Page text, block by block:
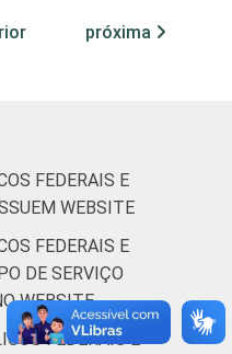
Regional de
(Cetic.br),
tecnologias de
Eletrônico 2019.
próxima
FEDERAIS E
WEBSITE
FEDERAIS E
DE SERVIÇO
WEBSITE
FEDERAIS E